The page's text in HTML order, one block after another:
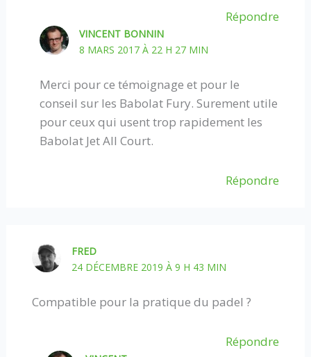
Répondre
VINCENT BONNIN
8 MARS 2017 À 22 H 27 MIN
Merci pour ce témoignage et pour le
conseil sur les Babolat Fury. Surement utile
pour ceux qui usent trop rapidement les
Babolat Jet All Court.
Répondre
FRED
24 DÉCEMBRE 2019 À 9 H 43 MIN
Compatible pour la pratique du padel ?
Répondre